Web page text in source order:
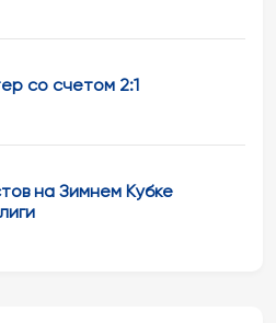
со счетом 2:1
на Зимнем Кубке